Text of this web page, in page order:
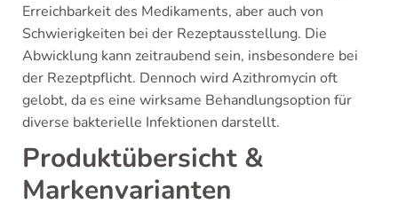
Erreichbarkeit des Medikaments, aber auch von
Schwierigkeiten bei der Rezeptausstellung. Die
Abwicklung kann zeitraubend sein, insbesondere bei
der Rezeptpflicht. Dennoch wird Azithromycin oft
gelobt, da es eine wirksame Behandlungsoption für
diverse bakterielle Infektionen darstellt.
Produktübersicht &
Markenvarianten